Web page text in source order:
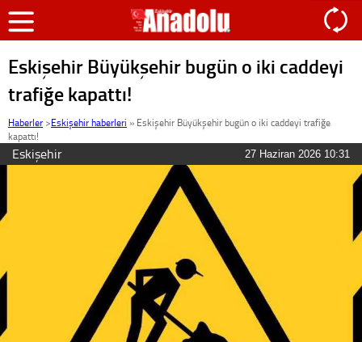
Eskişehir Büyükşehir bugün o iki caddeyi
trafiğe kapattı!
Haberler >Eskişehir haberleri » Eskişehir Büyükşehir bugün o iki caddeyi trafiğe
kapattı!
Eskişehir 27 Haziran 2026 10:31